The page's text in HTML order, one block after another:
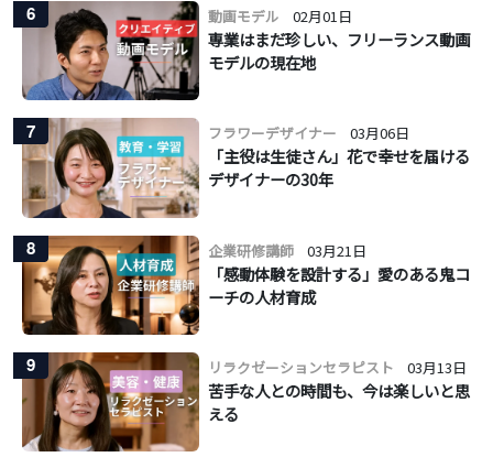
6 動画モデル 02月01日
専業はまだ珍しい、フリーランス動画
モデルの現在地
7 フラワーデザイナー 03月06日
「主役は生徒さん」花で幸せを届ける
デザイナーの30年
8 企業研修講師 03月21日
「感動体験を設計する」愛のある鬼コ
ーチの人材育成
9 リラクゼーションセラピスト 03月13日
苦手な人との時間も、今は楽しいと思
える